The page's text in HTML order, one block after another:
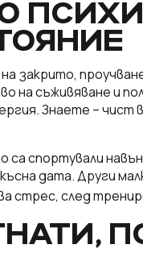
закрито,
на съживяване и
Знаете –
спортували
дата. Други
стрес, след